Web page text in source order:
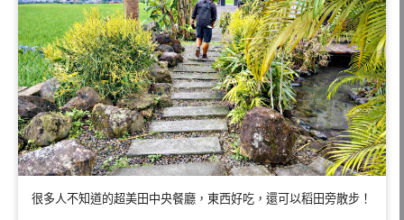
很多人不知道的超美田中央餐廳，東西好吃，還可以稻田旁散步！